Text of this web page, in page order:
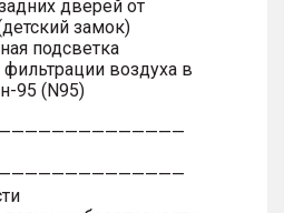
дверей от
замок)
подсветка
воздуха в
95 (N95)